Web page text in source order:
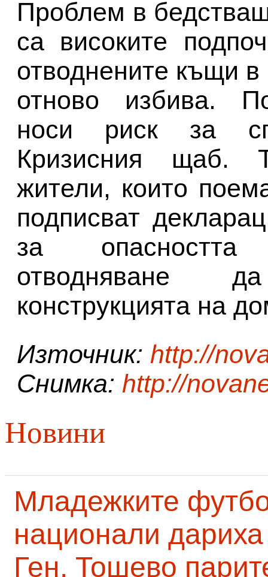
Проблем в
са високите
отводнените къщи
отново избива.
носи риск за
Кризисния щаб.
жители, които
подписват
за
отводняване
конструкцията на
Източник: http://
Снимка: http://
Новини
Младежките
национали
Ген. Тошево